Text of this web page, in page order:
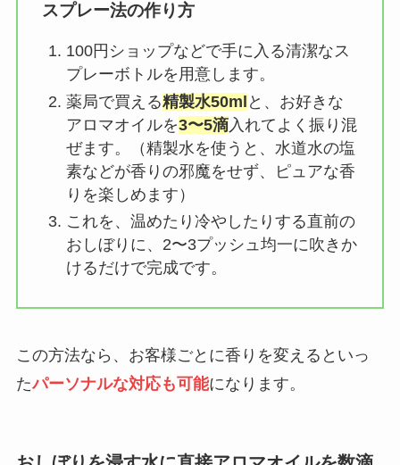
スプレー法の作り方
100円ショップなどで手に入る清潔なス
プレーボトルを用意します。
薬局で買える精製水50ml と、お好きな
アロマオイルを3〜5滴入れてよく振り混
ぜます。（精製水を使うと、水道水の塩
素などが香りの邪魔をせず、ピュアな香
りを楽しめます）
これを、温めたり冷やしたりする直前の
おしぼりに、2〜3プッシュ均一に吹きか
けるだけで完成です。
この方法なら、お客様ごとに香りを変えるといっ
たパーソナルな対応も可能になります。